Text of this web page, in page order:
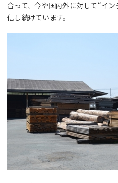
合って、今や国内外に対して“イ
信し続けています。